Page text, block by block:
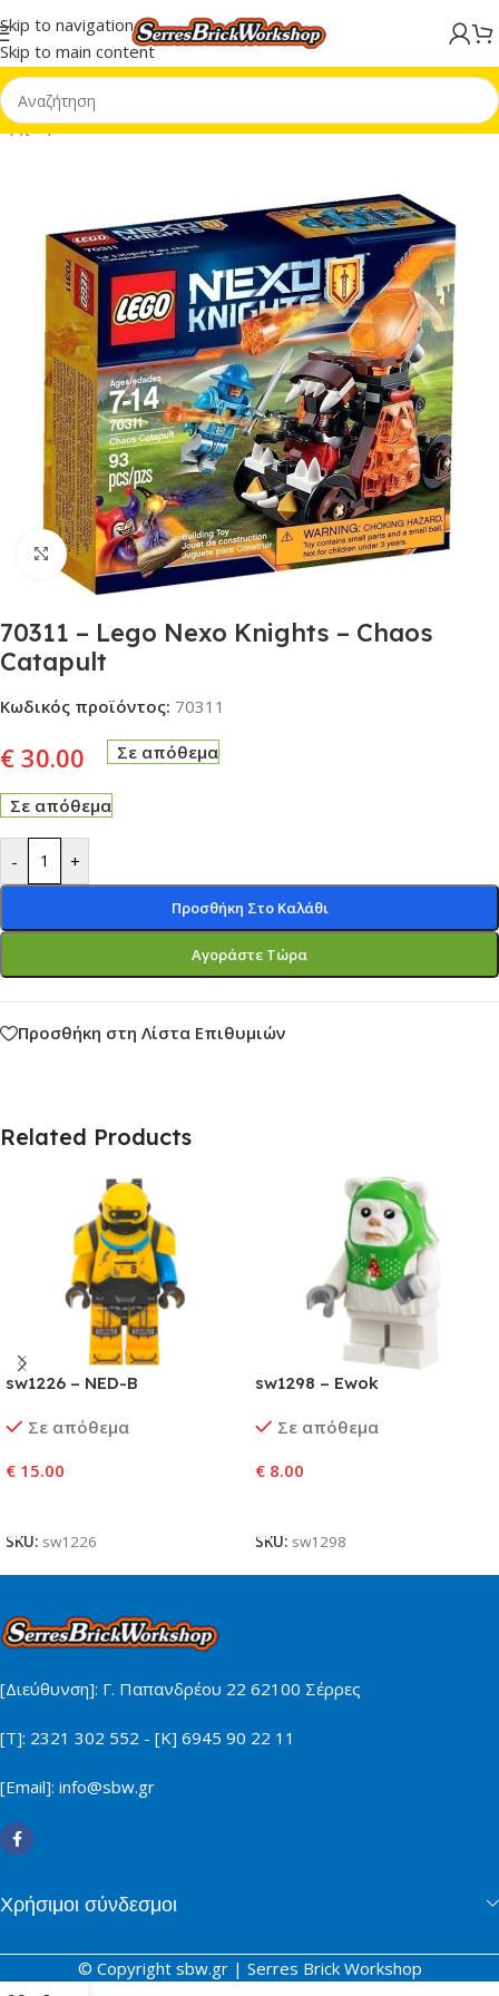
Skip to navigation
Skip to main content
Αρχική σελίδα/Hard to find
Click to enlarge
70311 – Lego Nexo Knights – Chaos
Catapult
Κωδικός προϊόντος: 70311
€ 30.00 Σε απόθεμα
Σε απόθεμα
- +
Προσθήκη Στο Καλάθι
Αγοράστε Τώρα
Προσθήκη στη Λίστα Επιθυμιών
Related Products
sw1226 – NED-B
Σε απόθεμα
€ 15.00
SKU: sw1226
sw1298 – Ewok
Σε απόθεμα
€ 8.00
SKU: sw1298
[Διεύθυνση]: Γ. Παπανδρέου 22 62100 Σέρρες
[Τ]: 2321 302 552 - [Κ] 6945 90 22 11
[Email]: info@sbw.gr
Χρήσιμοι σύνδεσμοι
© Copyright sbw.gr | Serres Brick Workshop